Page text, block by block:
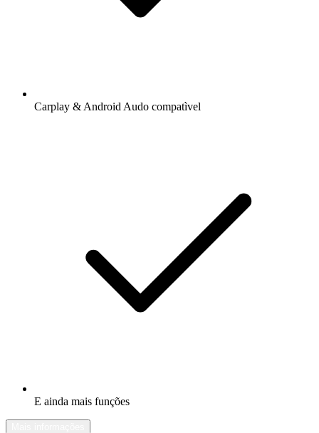
Carplay & Android Audo compatìvel
E ainda mais funções